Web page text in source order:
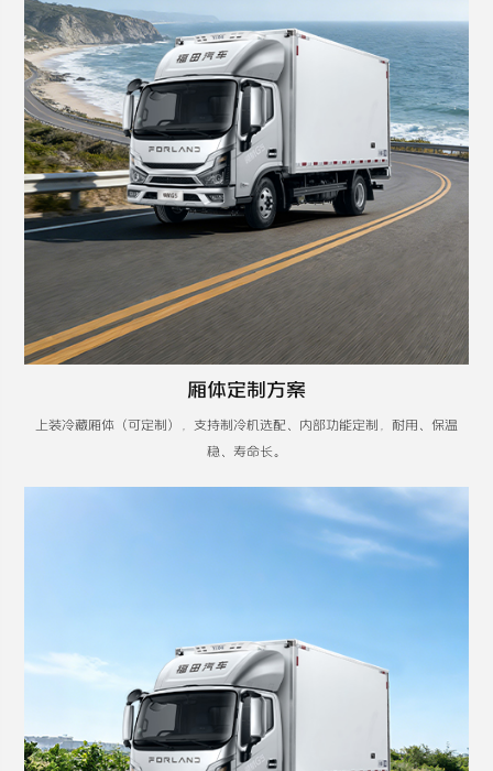
厢体定制方案
上装冷藏厢体（可定制），支持制冷机选配、内部功能定制，耐用、保温
稳、寿命长。